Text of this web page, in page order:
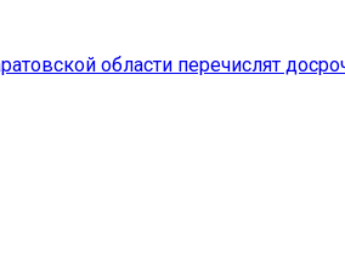
области перечислят